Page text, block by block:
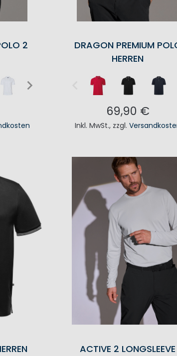
2
DRAGON PREMIUM
HERREN
69,90 €
Inkl. MwSt., zzgl.
ACTIVE 2 LONGSLEEVE